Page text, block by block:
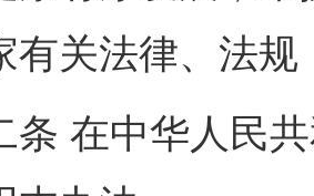
有关法律、法规
在中华人民共